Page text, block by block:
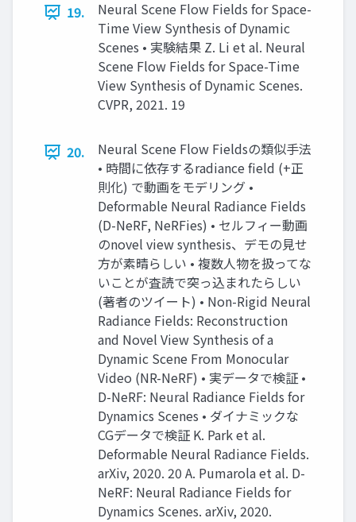
19.
Neural Scene Flow Fields for Space-
Time View Synthesis of Dynamic
Scenes • 実験結果 Z. Li et al. Neural
Scene Flow Fields for Space-Time
View Synthesis of Dynamic Scenes.
CVPR, 2021. 19
20.
Neural Scene Flow Fieldsの類似手法
• 時間に依存するradiance field (+正
則化) で動画をモデリング •
Deformable Neural Radiance Fields
(D-NeRF, NeRFies) • セルフィー動画
のnovel view synthesis、デモの見せ
方が素晴らしい • 複数人物を扱ってな
いことが査読で突っ込まれたらしい
(著者のツイート) • Non-Rigid Neural
Radiance Fields: Reconstruction
and Novel View Synthesis of a
Dynamic Scene From Monocular
Video (NR-NeRF) • 実データで検証 •
D-NeRF: Neural Radiance Fields for
Dynamics Scenes • ダイナミックな
CGデータで検証 K. Park et al.
Deformable Neural Radiance Fields.
arXiv, 2020. 20 A. Pumarola et al. D-
NeRF: Neural Radiance Fields for
Dynamics Scenes. arXiv, 2020.